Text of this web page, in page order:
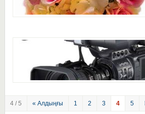
4 / 5 « Алдыңғы 1 2 3 4 5